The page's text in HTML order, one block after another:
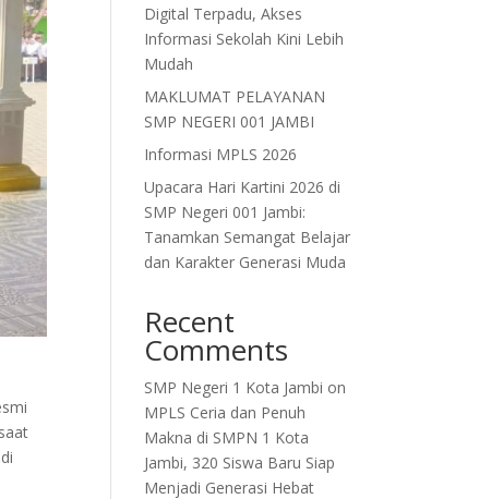
Digital Terpadu, Akses
Informasi Sekolah Kini Lebih
Mudah
MAKLUMAT PELAYANAN
SMP NEGERI 001 JAMBI
Informasi MPLS 2026
Upacara Hari Kartini 2026 di
SMP Negeri 001 Jambi:
Tanamkan Semangat Belajar
dan Karakter Generasi Muda
Recent
Comments
SMP Negeri 1 Kota Jambi on
MPLS Ceria dan Penuh
Makna di SMPN 1 Kota
Jambi, 320 Siswa Baru Siap
Menjadi Generasi Hebat